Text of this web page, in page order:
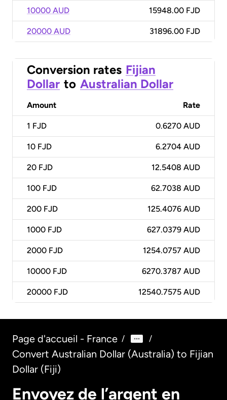
10000 AUD 15948.00 FJD
20000 AUD 31896.00 FJD
Conversion rates Fijian
Dollar to Australian Dollar
Amount Rate
1 FJD 0.6270 AUD
10 FJD 6.2704 AUD
20 FJD 12.5408 AUD
100 FJD 62.7038 AUD
200 FJD 125.4076 AUD
1000 FJD 627.0379 AUD
2000 FJD 1254.0757 AUD
10000 FJD 6270.3787 AUD
20000 FJD 12540.7575 AUD
Page d'accueil - France / /
Convert Australian Dollar (Australia) to Fijian
Dollar (Fiji)
Envoyez de l’argent en